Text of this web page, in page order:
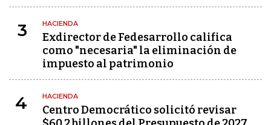
3 HACIENDA
Exdirector de Fedesarrollo califica
como "necesaria" la eliminación de
impuesto al patrimonio
4 HACIENDA
Centro Democrático solicitó revisar